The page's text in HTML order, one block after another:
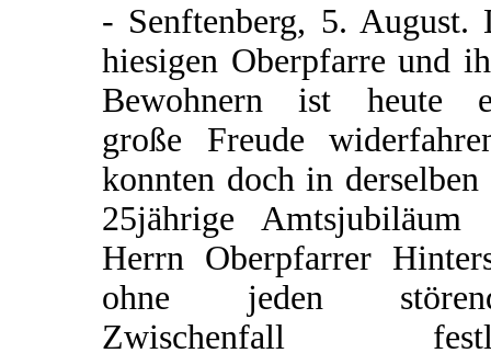
- Senftenberg, 5. August.
hiesigen Oberpfarre und
Bewohnern ist heute
große Freude
konnten doch in derselben
25jährige Amtsjubiläum
Herrn Oberpfarrer
ohne jeden
Zwischenfall